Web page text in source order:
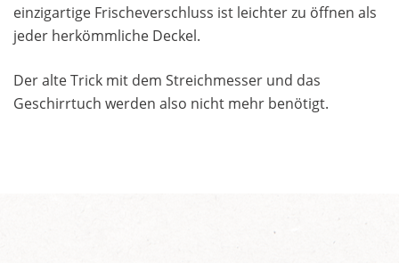
einzigartige Frischeverschluss ist leichter zu öffnen als
jeder herkömmliche Deckel.
Der alte Trick mit dem Streichmesser und das
Geschirrtuch werden also nicht mehr benötigt.